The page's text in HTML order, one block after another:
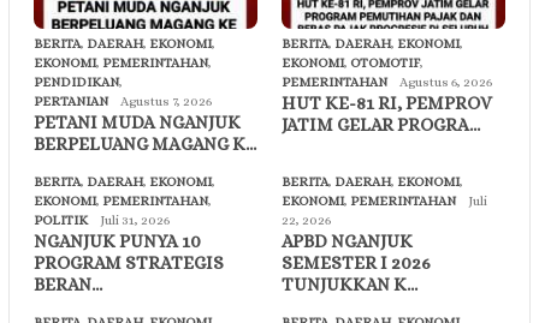
BERITA, DAERAH, EKONOMI,
EKONOMI, PEMERINTAHAN,
PENDIDIKAN,
PERTANIAN
Agustus 7, 2026
PETANI MUDA NGANJUK
BERPELUANG MAGANG K…
BERITA, DAERAH, EKONOMI,
EKONOMI, OTOMOTIF,
PEMERINTAHAN
Agustus 6, 2026
HUT KE-81 RI, PEMPROV
JATIM GELAR PROGRA…
BERITA, DAERAH, EKONOMI,
EKONOMI, PEMERINTAHAN,
POLITIK
Juli 31, 2026
NGANJUK PUNYA 10
PROGRAM STRATEGIS
BERAN…
BERITA, DAERAH, EKONOMI,
EKONOMI, PEMERINTAHAN
Juli
22, 2026
APBD NGANJUK
SEMESTER I 2026
TUNJUKKAN K…